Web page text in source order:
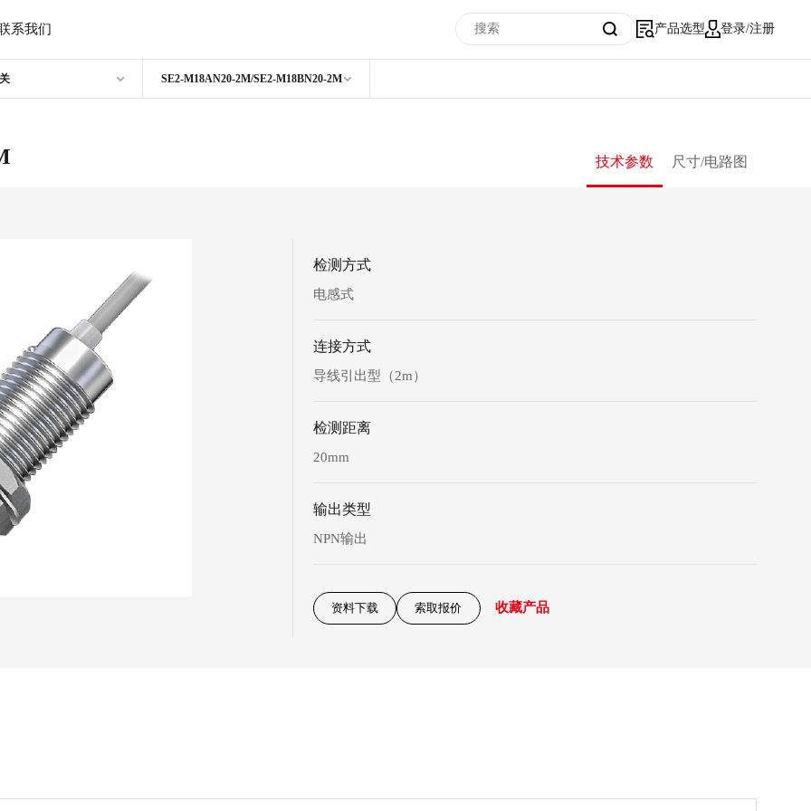
系我们 产品选型 登录/注册
SE2-M18AN20-2M/SE2-M18BN20-2M
技术参数 尺寸/电路图
检测方式
电感式
连接方式
导线引出型（2m）
检测距离
20mm
输出类型
NPN输出
资料下载 索取报价 收藏产品